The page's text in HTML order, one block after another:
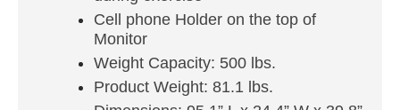
Cell phone Holder on the top of
Monitor
Weight Capacity: 500 lbs.
Product Weight: 81.1 lbs.